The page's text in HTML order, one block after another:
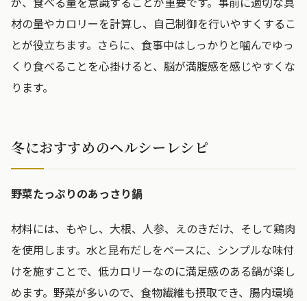
材の量やカロリーを計算し、自己制御を行いやすくするこ
とが役立ちます。さらに、食事中はしっかりと噛んでゆっ
くり食べることを心掛けると、脳が満腹感を感じやすくな
ります。
冬におすすめのヘルシーレシピ
野菜たっぷりのあっさり鍋
材料には、もやし、大根、人参、えのきだけ、そして鶏肉
を使用します。水と昆布だしをベースに、シンプルな味付
けを施すことで、低カロリーなのに満足感のある鍋が楽し
めます。野菜が多いので、食物繊維も摂取でき、腸内環境